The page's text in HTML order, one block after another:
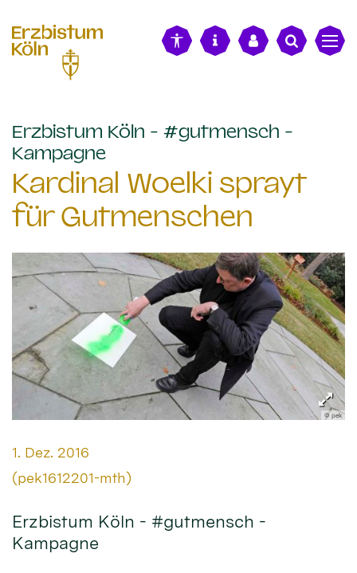
Erzbistum Köln - #gutmensch -
Kampagne:
Kardinal Woelki sprayt
für Gutmenschen
© pek
Datum:
1. Dez. 2016
Von:
(pek1612201-mth)
Erzbistum Köln - #gutmensch -
Kampagne